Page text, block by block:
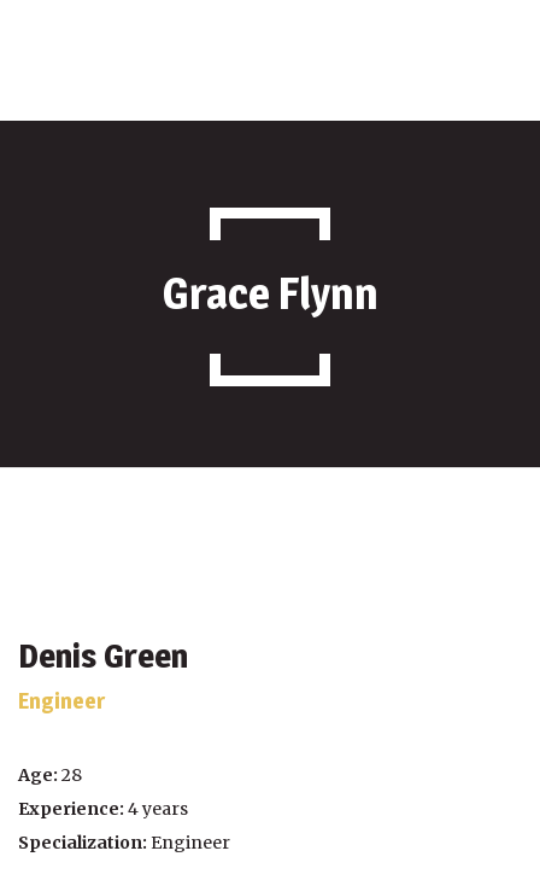
Despre Noi
Grace Flynn
Denis Green
Engineer
Age: 28
Experience: 4 years
Specialization: Engineer